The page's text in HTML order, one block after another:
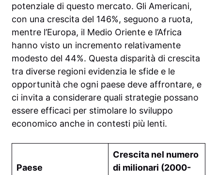
potenziale di questo mercato. Gli Americani,
con una crescita del 146%, seguono a ruota,
mentre l’Europa, il Medio Oriente e l’Africa
hanno visto un incremento relativamente
modesto del 44%. Questa disparità di crescita
tra diverse regioni evidenzia le sfide e le
opportunità che ogni paese deve affrontare, e
ci invita a considerare quali strategie possano
essere efficaci per stimolare lo sviluppo
economico anche in contesti più lenti.
Paese
Crescita nel numero
di milionari (2000-